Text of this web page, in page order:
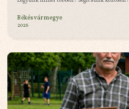
Békés vármegye
2026